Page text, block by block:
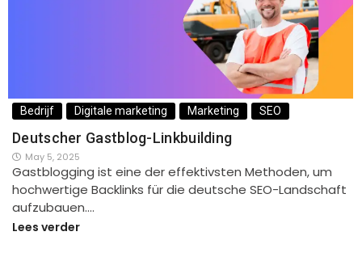
Bedrijf Digitale marketing Marketing SEO
Deutscher Gastblog-Linkbuilding
May 5, 2025
Gastblogging ist eine der effektivsten Methoden, um
hochwertige Backlinks für die deutsche SEO-Landschaft
aufzubauen.…
Lees verder